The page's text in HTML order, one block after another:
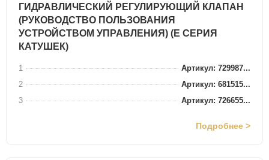
ГИДРАВЛИЧЕСКИЙ РЕГУЛИРУЮЩИЙ КЛАПАН
(РУКОВОДСТВО ПОЛЬЗОВАНИЯ
УСТРОЙСТВОМ УПРАВЛЕНИЯ) (E СЕРИЯ
КАТУШЕК)
1
Артикул: 729987...
2
Артикул: 681515...
3
Артикул: 726655...
Подробнее >